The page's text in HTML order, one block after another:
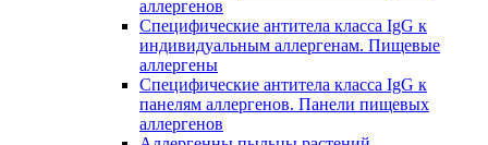
аллергенов
Специфические антитела класса IgG к
индивидуальным аллергенам. Пищевые
аллергены
Специфические антитела класса IgG к
панелям аллергенов. Панели пищевых
аллергенов